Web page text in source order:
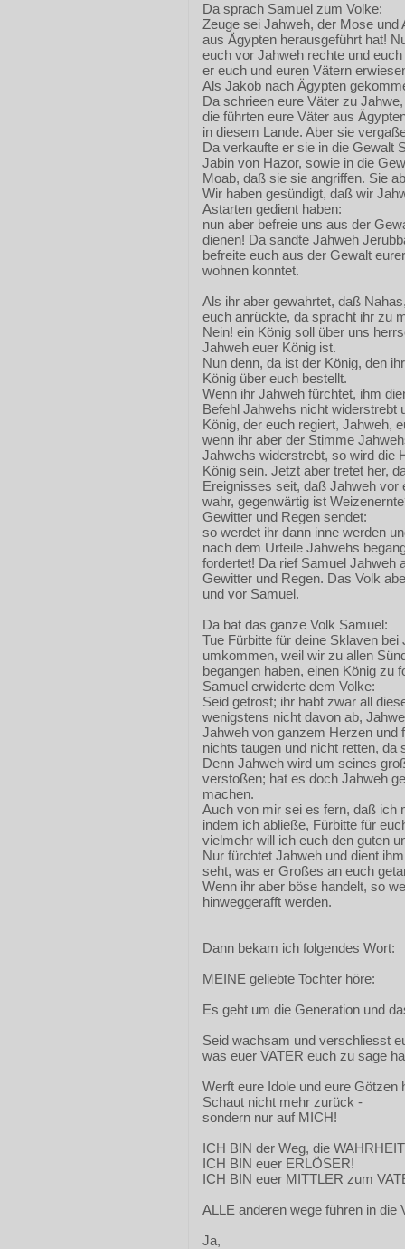
Da sprach Samuel zum Volke:
Zeuge sei Jahweh, der Mose und
aus Ägypten herausgeführt hat!
euch vor Jahweh rechte und
er euch und euren Vätern
Als Jakob nach Ägypten
Da schrieen eure Väter zu
die führten eure Väter aus
in diesem Lande. Aber sie
Da verkaufte er sie in die Gewalt
Jabin von Hazor, sowie in die
Moab, daß sie sie angriffen. Sie
Wir haben gesündigt, daß wir
Astarten gedient haben:
nun aber befreie uns aus der
dienen! Da sandte Jahweh
befreite euch aus der Gewalt
wohnen konntet.
Als ihr aber gewahrtet, daß
euch anrückte, da spracht ihr zu
Nein! ein König soll über uns
Jahweh euer König ist.
Nun denn, da ist der König, den
König über euch bestellt.
Wenn ihr Jahweh fürchtet, ihm
Befehl Jahwehs nicht widerstrebt
König, der euch regiert, Jahweh,
wenn ihr aber der Stimme
Jahwehs widerstrebt, so wird die
König sein. Jetzt aber tretet her,
Ereignisses seit, daß Jahweh vor
wahr, gegenwärtig ist
Gewitter und Regen sendet:
so werdet ihr dann inne werden
nach dem Urteile Jahwehs
fordertet! Da rief Samuel Jahweh
Gewitter und Regen. Das Volk
und vor Samuel.
Da bat das ganze Volk Samuel:
Tue Fürbitte für deine Sklaven
umkommen, weil wir zu allen
begangen haben, einen König zu
Samuel erwiderte dem Volke:
Seid getrost; ihr habt zwar all
wenigstens nicht davon ab,
Jahweh von ganzem Herzen und
nichts taugen und nicht retten, da
Denn Jahweh wird um seines
verstoßen; hat es doch Jahweh
machen.
Auch von mir sei es fern, daß ich
indem ich abließe, Fürbitte für
vielmehr will ich euch den guten
Nur fürchtet Jahweh und dient
seht, was er Großes an euch
Wenn ihr aber böse handelt, so
hinweggerafft werden.
Dann bekam ich folgendes Wort:
MEINE geliebte Tochter höre:
Es geht um die Generation und
Seid wachsam und verschliesst
was euer VATER euch zu sage
Werft eure Idole und eure Götzen
Schaut nicht mehr zurück -
sondern nur auf MICH!
ICH BIN der Weg, die
ICH BIN euer ERLÖSER!
ICH BIN euer MITTLER zum
ALLE anderen wege führen in die
Ja,